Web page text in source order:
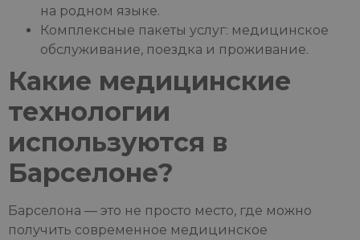
на родном языке.
Комплексные пакеты услуг: медицинское
обслуживание, поездка и проживание.
Какие медицинские
технологии
используются в
Барселоне?
Барселона — это не просто место, где можно
получить современное медицинское